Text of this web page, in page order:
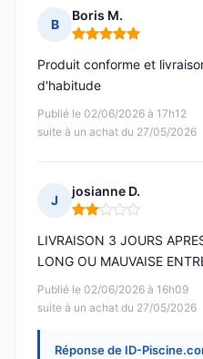
B
Boris M.
Note : 5 sur 5
Publié le 02/06/2026 à 17h12
suite à un achat du 27/05/2026
Produit conforme et
d'habitude
J
josianne D.
Note : 2 sur 5
Publié le 02/06/2026 à 16h09
suite à un achat du 27/05/2026
LIVRAISON 3 JOURS
LONG OU MAUVAISE
Réponse de ID-